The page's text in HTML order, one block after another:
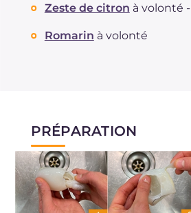
Zeste de citron à volonté -
Romarin à volonté
PRÉPARATION